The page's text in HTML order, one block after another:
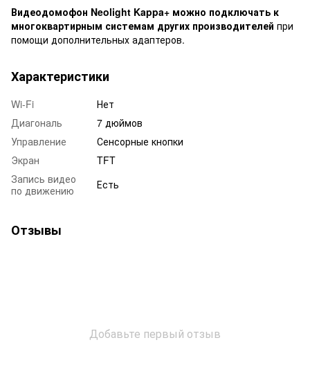
Видеодомофон Neolight Kappa+ можно подключать к
многоквартирным системам других производителей при
помощи дополнительных адаптеров.
Характеристики
Wi-Fi
Нет
Диагональ
7 дюймов
Управление
Сенсорные кнопки
Экран
TFT
Запись видео
по движению
Есть
Отзывы
Добавьте первый отзыв